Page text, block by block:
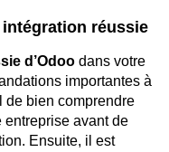
réussie
d’Odoo dans votre
importantes à
de bien comprendre
entreprise avant de
Ensuite, il est